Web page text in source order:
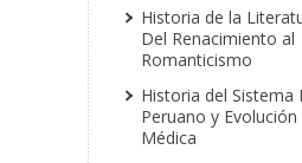
Historia de la
Del Renacimiento al
Romanticismo
Historia del Sistema
Peruano y Evolución
Médica